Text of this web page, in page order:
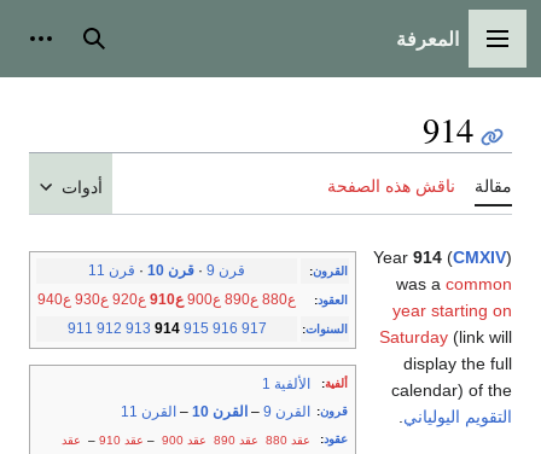
القائمة الرئيسية
المعرفة بحث
914
مقالة ناقش هذه الصفحة أدوات
القرون: قرن 9 · قرن 10 · قرن 11
العقود: ع880 ع890 ع900 ع910 ع920 ع930 ع940
السنوات:
911 912 913 914 915 916 917
ألفية: الألفية 1
قرون: القرن 9 – القرن 10 – القرن 11
عقود: عقد 880 عقد 890 عقد 900 – عقد 910 – عقد
Year 914 (CMXIV)
was a common
year starting on
Saturday (link will
display the full
calendar) of the
التقويم اليولياني